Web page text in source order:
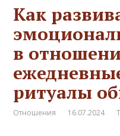
Как
в
ритуалы
Отношения 16.07.2024